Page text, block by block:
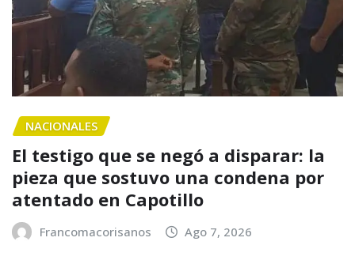
NACIONALES
El testigo que se negó a disparar: la
pieza que sostuvo una condena por
atentado en Capotillo
Francomacorisanos Ago 7, 2026